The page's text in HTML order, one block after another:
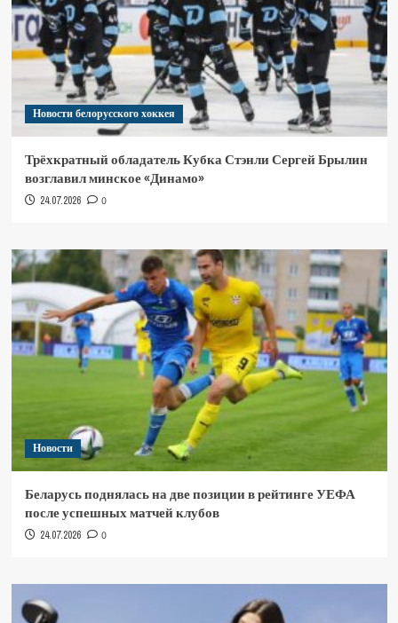
Новости белорусского хоккея
Трёхкратный обладатель Кубка Стэнли Сергей Брылин
возглавил минское «Динамо»
24.07.2026 0
Новости
Беларусь поднялась на две позиции в рейтинге УЕФА
после успешных матчей клубов
24.07.2026 0